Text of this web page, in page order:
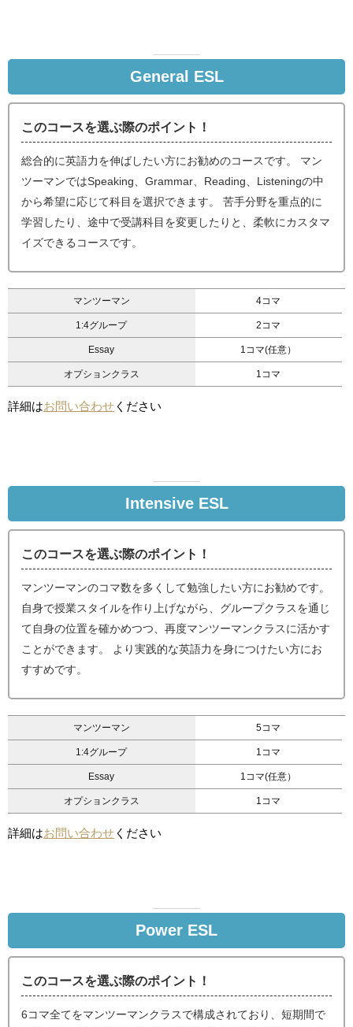
General ESL
このコースを選ぶ際のポイント！
総合的に英語力を伸ばしたい方にお勧めのコースです。 マン
ツーマンではSpeaking、Grammar、Reading、Listeningの中
から希望に応じて科目を選択できます。 苦手分野を重点的に
学習したり、途中で受講科目を変更したりと、柔軟にカスタマ
イズできるコースです。
マンツーマン 4コマ
1:4グループ 2コマ
Essay 1コマ(任意）
オプションクラス 1コマ
詳細はお問い合わせ ください
Intensive ESL
このコースを選ぶ際のポイント！
マンツーマンのコマ数を多くして勉強したい方にお勧めです。
自身で授業スタイルを作り上げながら、グループクラスを通じ
て自身の位置を確かめつつ、再度マンツーマンクラスに活かす
ことができます。 より実践的な英語力を身につけたい方にお
すすめです。
マンツーマン 5コマ
1:4グループ 1コマ
Essay 1コマ(任意）
オプションクラス 1コマ
詳細はお問い合わせ ください
Power ESL
このコースを選ぶ際のポイント！
6コマ全てをマンツーマンクラスで構成されており、短期間で